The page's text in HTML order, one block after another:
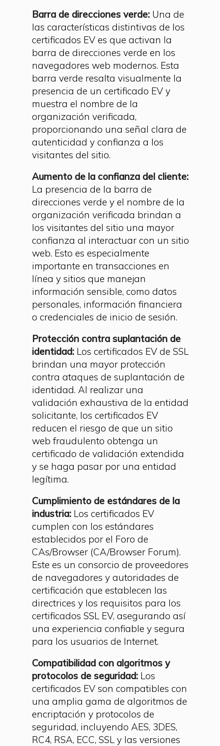
Barra de direcciones verde: Una de
las características distintivas de los
certificados EV es que activan la
barra de direcciones verde en los
navegadores web modernos. Esta
barra verde resalta visualmente la
presencia de un certificado EV y
muestra el nombre de la
organización verificada,
proporcionando una señal clara de
autenticidad y confianza a los
visitantes del sitio.
Aumento de la confianza del cliente:
La presencia de la barra de
direcciones verde y el nombre de la
organización verificada brindan a
los visitantes del sitio una mayor
confianza al interactuar con un sitio
web. Esto es especialmente
importante en transacciones en
línea y sitios que manejan
información sensible, como datos
personales, información financiera
o credenciales de inicio de sesión.
Protección contra suplantación de
identidad: Los certificados EV de SSL
brindan una mayor protección
contra ataques de suplantación de
identidad. Al realizar una
validación exhaustiva de la entidad
solicitante, los certificados EV
reducen el riesgo de que un sitio
web fraudulento obtenga un
certificado de validación extendida
y se haga pasar por una entidad
legítima.
Cumplimiento de estándares de la
industria: Los certificados EV
cumplen con los estándares
establecidos por el Foro de
CAs/Browser (CA/Browser Forum).
Este es un consorcio de proveedores
de navegadores y autoridades de
certificación que establecen las
directrices y los requisitos para los
certificados SSL EV, asegurando así
una experiencia confiable y segura
para los usuarios de Internet.
Compatibilidad con algoritmos y
protocolos de seguridad: Los
certificados EV son compatibles con
una amplia gama de algoritmos de
encriptación y protocolos de
seguridad, incluyendo AES, 3DES,
RC4, RSA, ECC, SSL y las versiones